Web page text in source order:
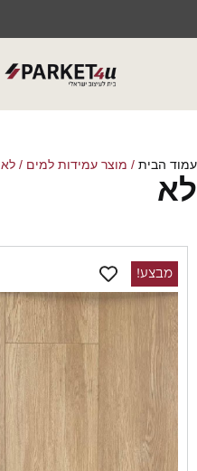
עמוד הבית / מוצר עמידות למים / לא
לא
מבצע!